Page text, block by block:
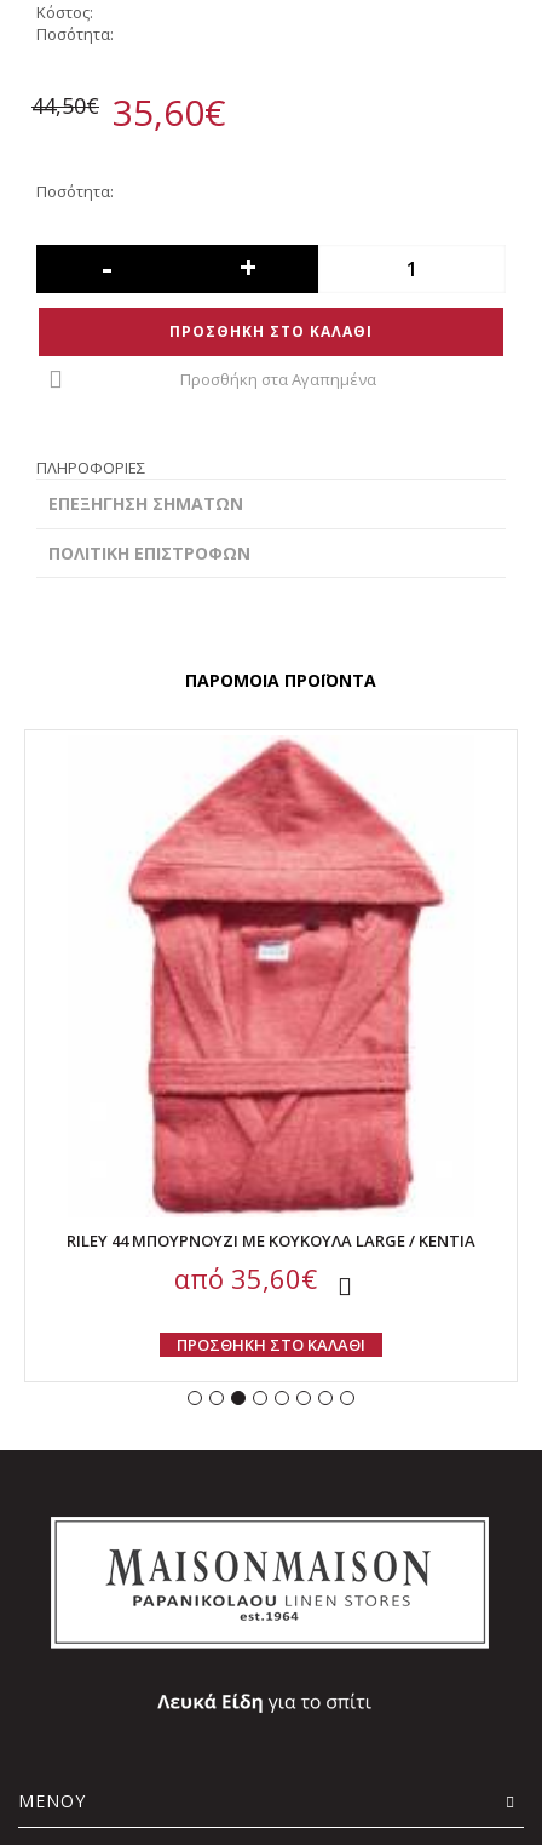
Κόστος:
Ποσότητα:
44,50€ 35,60€
Ποσότητα:
- +
ΠΡΟΣΘΗΚΗ ΣΤΟ ΚΑΛΑΘΙ
Προσθήκη στα Αγαπημένα
ΠΛΗΡΟΦΟΡΙΕΣ
ΕΠΕΞΗΓΗΣΗ ΣΗΜΑΤΩΝ
ΠΟΛΙΤΙΚΗ ΕΠΙΣΤΡΟΦΩΝ
ΠΑΡΟΜΟΙΑ ΠΡΟΪΟΝΤΑ
RILEY 44 ΜΠΟΥΡΝΟΥΖΙ ΜΕ ΚΟΥΚΟΥΛΑ LARGE / KENTIA
από 35,60€
ΠΡΟΣΘΗΚΗ ΣΤΟ ΚΑΛΑΘΙ
ΜΕΝΟΥ